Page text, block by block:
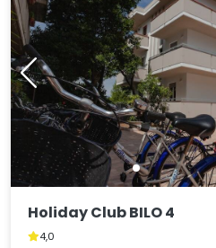
Holiday Club BILO 4
4,0